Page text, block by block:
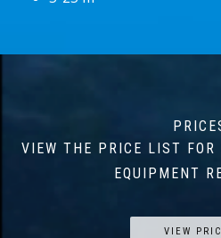
VIEW THE PRICE LIST
EQUIPMENT
VIEW